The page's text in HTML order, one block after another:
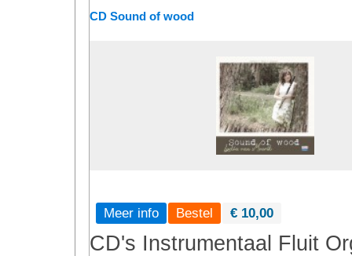
CD Sound of wood
Meer info € 10,00
CD's Instrumentaal Fluit